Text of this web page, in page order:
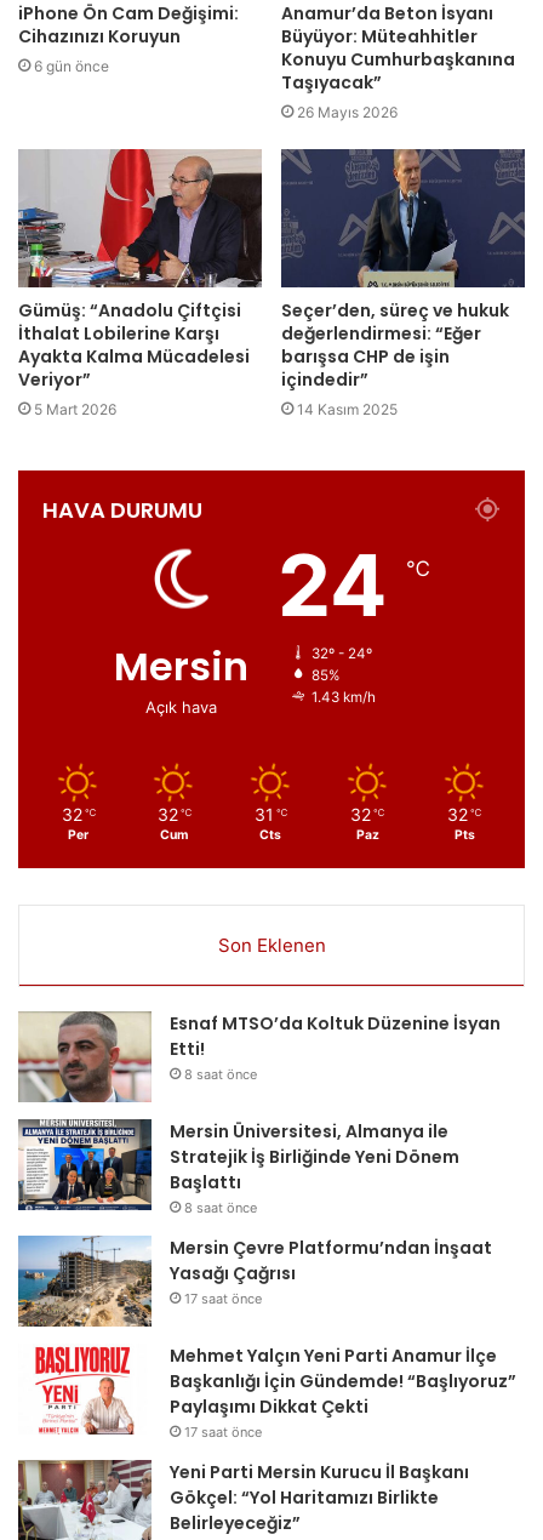
iPhone Ön Cam Değişimi:
Cihazınızı Koruyun
6 gün önce
Anamur’da Beton İsyanı
Büyüyor: Müteahhitler
Konuyu Cumhurbaşkanına
Taşıyacak”
26 Mayıs 2026
Gümüş: “Anadolu Çiftçisi
İthalat Lobilerine Karşı
Ayakta Kalma Mücadelesi
Veriyor”
5 Mart 2026
Seçer’den, süreç ve hukuk
değerlendirmesi: “Eğer
barışsa CHP de işin
içindedir”
14 Kasım 2025
HAVA DURUMU
Mersin
Açık hava
24 ℃
32º - 24º
85%
1.43 km/h
32 ℃
Per
32 ℃
Cum
31 ℃
Cts
32 ℃
Paz
32 ℃
Pts
Son Eklenen
Esnaf MTSO’da Koltuk Düzenine İsyan
Etti!
8 saat önce
Mersin Üniversitesi, Almanya ile
Stratejik İş Birliğinde Yeni Dönem
Başlattı
8 saat önce
Mersin Çevre Platformu’ndan İnşaat
Yasağı Çağrısı
17 saat önce
Mehmet Yalçın Yeni Parti Anamur İlçe
Başkanlığı İçin Gündemde! “Başlıyoruz”
Paylaşımı Dikkat Çekti
17 saat önce
Yeni Parti Mersin Kurucu İl Başkanı
Gökçel: “Yol Haritamızı Birlikte
Belirleyeceğiz”